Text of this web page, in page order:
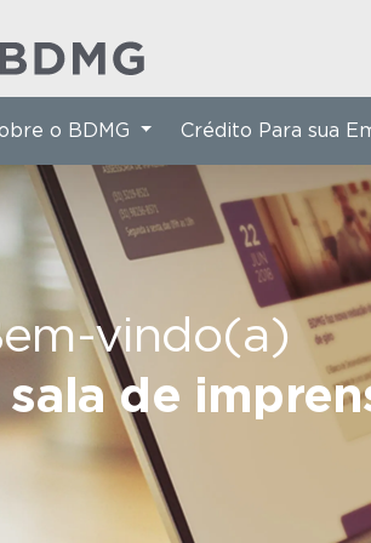
vindo(a)
sala de
o BDMG Crédito Para sua